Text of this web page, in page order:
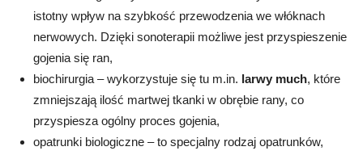
istotny wpływ na szybkość przewodzenia we włóknach
nerwowych. Dzięki sonoterapii możliwe jest przyspieszenie
gojenia się ran,
biochirurgia – wykorzystuje się tu m.in. larwy much, które
zmniejszają ilość martwej tkanki w obrębie rany, co
przyspiesza ogólny proces gojenia,
opatrunki biologiczne – to specjalny rodzaj opatrunków,